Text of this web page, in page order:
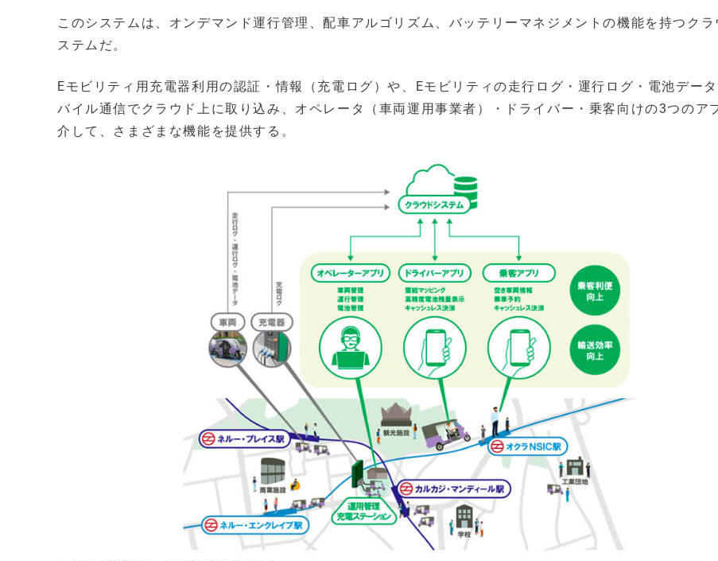
このシステムは、オンデマンド運行管理、配車アルゴリズム、バッテリーマネジメントの機能を持つクラ
ステムだ。
Eモビリティ用充電器利用の認証・情報（充電ログ）や、Eモビリティの走行ログ・運行ログ・電池デー
バイル通信でクラウド上に取り込み、オペレータ（車両運用事業者）・ドライバー・乗客向けの3つのア
介して、さまざまな機能を提供する。